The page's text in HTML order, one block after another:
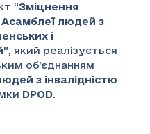
“Зміцнення
Асамблеї людей з
і
”, який реалізується
об’єднанням
з інвалідністю
DPOD.